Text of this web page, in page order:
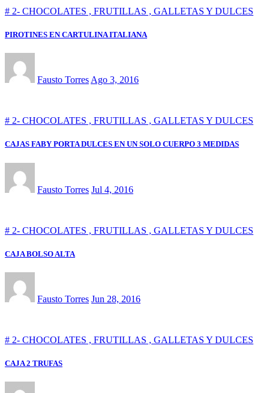
# 2- CHOCOLATES , FRUTILLAS , GALLETAS Y DULCES
PIROTINES EN CARTULINA ITALIANA
Fausto Torres Ago 3, 2016
# 2- CHOCOLATES , FRUTILLAS , GALLETAS Y DULCES
CAJAS FABY PORTA DULCES EN UN SOLO CUERPO 3 MEDIDAS
Fausto Torres Jul 4, 2016
# 2- CHOCOLATES , FRUTILLAS , GALLETAS Y DULCES
CAJA BOLSO ALTA
Fausto Torres Jun 28, 2016
# 2- CHOCOLATES , FRUTILLAS , GALLETAS Y DULCES
CAJA 2 TRUFAS